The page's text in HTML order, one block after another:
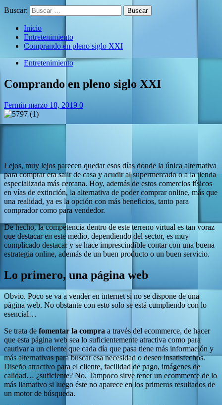
Buscar:
Inicio
Entretenimiento
Comprando en pleno siglo XXI
Entretenimiento
Comprando en pleno siglo XXI
Fermin marzo 18, 2019 0
Lejos, muy lejos parecen quedar esos días donde la única alternativa
para comprar era salir de casa y acudir al supermercado o a la tienda
especializada más cercana. Hoy, además de estos comercios físicos
en vías de extinción, la alternativa de poder comprar online, más que
una realidad, ya es la opción con más beneficios, tanto para
comprador como para vendedor.
De hecho, la competencia dentro de este terreno virtual es tan voraz
que destacar en este medio, dependiendo del sector, es muy
complicado destacar y se hace imprescindible contar con una buena
estrategia online, además de un buen producto o un buen servicio.
Lo primero, una página web
Obvio. Poco se va a vender en internet si no se dispone de una
página web. No obstante con esto solo se está cumpliendo con lo
esencial…
Se trata de fomentar la compra a través del ecommerce, de hacer
que esta página web sea lo suficientemente atractiva como para
cautivar a un cliente que cada día que pasa tiene más información y
más alternativas para buscar esa necesidad o deseo insatisfechos.
Diseño atractivo para el cliente, facilidad de pago, imágenes de
calidad… ¿suficiente? No. Tampoco sirve tener un ecommerce de lo
más llamativo si luego éste no aparece en los primeros resultados de
un motor de búsqueda.